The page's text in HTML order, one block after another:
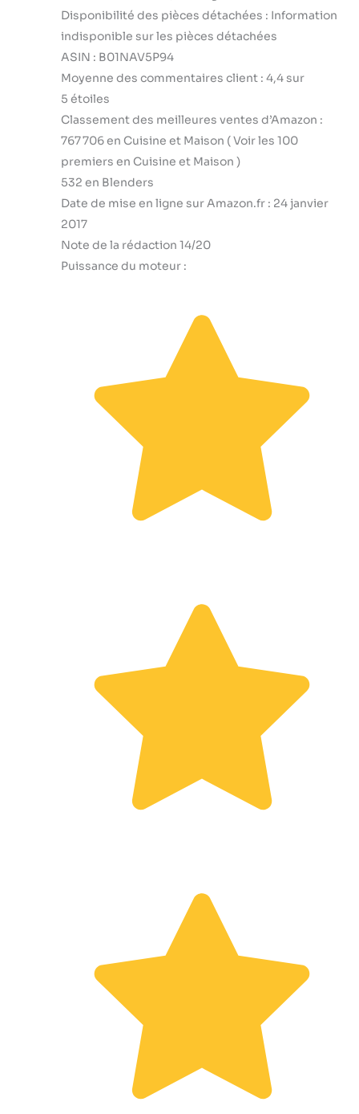
Disponibilité des pièces détachées : Information
indisponible sur les pièces détachées
ASIN : B01NAV5P94
Moyenne des commentaires client : 4,4 sur
5 étoiles
Classement des meilleures ventes d’Amazon :
767 706 en Cuisine et Maison ( Voir les 100
premiers en Cuisine et Maison )
532 en Blenders
Date de mise en ligne sur Amazon.fr : 24 janvier
2017
Note de la rédaction 14/20
Puissance du moteur :